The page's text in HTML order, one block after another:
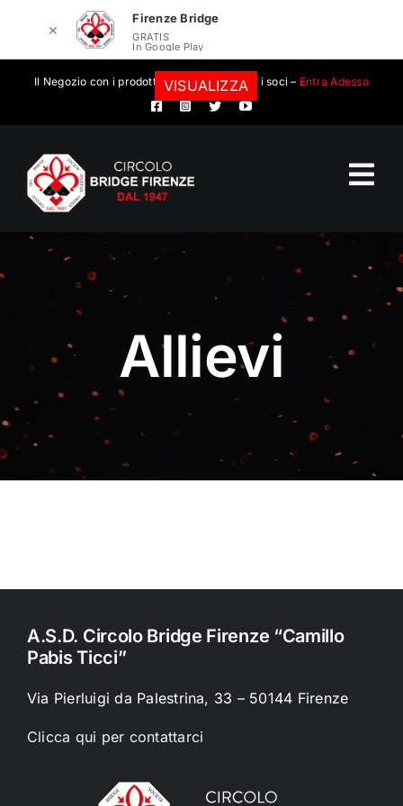
Il Negozio con i prodotti convenzionati per i soci – Entra Adesso
Circolo Bridge Firenze
Calendario eventi
Eventi
Contatti
Chi Siamo
Allievi
A.S.D. Circolo Bridge Firenze “Camillo
Pabis Ticci”
Via Pierluigi da Palestrina, 33 – 50144 Firenze
Clicca qui per contattarci
✕
Firenze Bridge
GRATIS
In Google Play
VISUALIZZA